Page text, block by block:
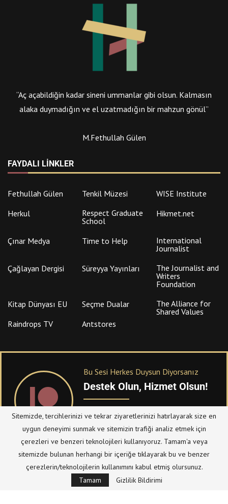
“Aç açabildiğin kadar sineni ummanlar gibi olsun. Kalmasın
alaka duymadığın ve el uzatmadığın bir mahzun gönül”
M.Fethullah Gülen
FAYDALI LINKLER
Fethullah Gülen Tenkil Müzesi
WISE Institute
Herkul
Respect Graduate
School
Hikmet.net
Çınar Medya Time to Help
International
Journalist
Çağlayan Dergisi
Süreyya Yayınları
The Journalist and
Writers
Foundation
Kitap Dünyası EU
Seçme Dualar
The Alliance for
Shared Values
Raindrops TV
Antstores
Bu Sesi Herkes Duysun Diyorsanız
Destek Olun, Hizmet Olsun!
PATREONüzerinden sitemize bağışta
bulanabilirsiniz.
Bize Ulaşın
Taziye Defteri
Gizlilik Politikası (Datenschutzerklärung)
Künye/Impressum
Sitemizde, tercihlerinizi ve tekrar ziyaretlerinizi hatırlayarak size en
uygun deneyimi sunmak ve sitemizin trafiği analiz etmek için
çerezleri ve benzeri teknolojileri kullanıyoruz. Tamam'a veya
sitemizde bulunan herhangi bir içeriğe tıklayarak bu ve benzer
çerezlerin/teknolojilerin kullanımını kabul etmiş olursunuz.
Tamam
Gizlilik Bildirimi